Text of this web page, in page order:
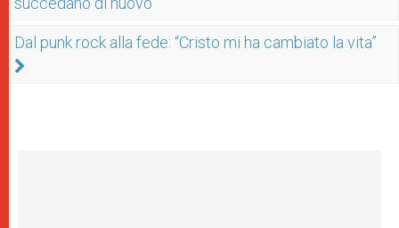
Dal punk rock alla fede: “Cristo mi ha cambiato la vita”